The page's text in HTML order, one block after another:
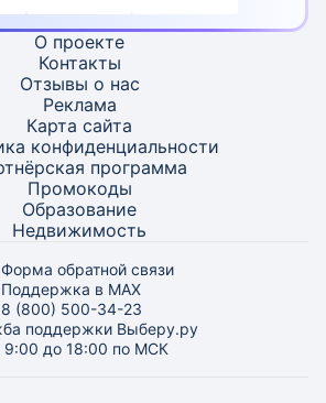
О проекте
Контакты
Отзывы о нас
Реклама
Карта сайта
конфиденциальности
программа
Промокоды
Образование
Недвижимость
Форма обратной связи
Поддержка в MAX
8 (800) 500-34-23
поддержки Выберу.ру
9:00 до 18:00 по МСК